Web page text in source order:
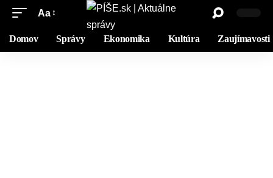
Aa
Domov Správy Ekonomika Kultúra Zaujímavosti